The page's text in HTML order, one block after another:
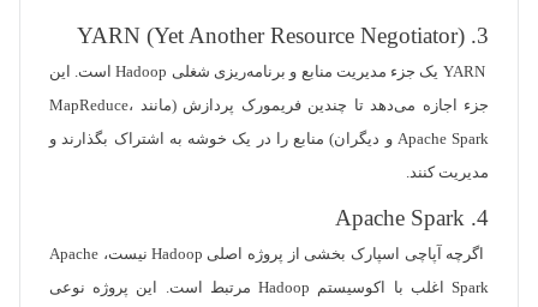
3. YARN (Yet Another Resource Negotiator)
YARN یک جزء مدیریت منابع و برنامه‌ریزی شغلی Hadoop است. این
جزء اجازه می‌دهد تا چندین فریمورک پردازش (مانند MapReduce،
Apache Spark و دیگران) منابع را در یک خوشه به اشتراک بگذارند و
مدیریت کنند.
4. Apache Spark
اگرچه آپاچی اسپارک بخشی از پروژه اصلی Hadoop نیست، Apache
Spark اغلب با اکوسیستم Hadoop مرتبط است. این پروژه نوعی